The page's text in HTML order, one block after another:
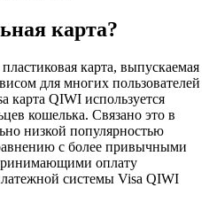
карта?
карта, выпускаемая
для многих пользователей
карта QIWI используется
кошелька. Связано это в
низкой популярностью
с более привычными
оплату
системы Visa QIWI